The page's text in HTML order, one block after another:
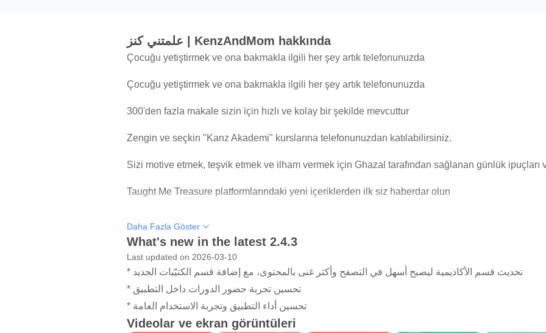
علمتني كنز | KenzAndMom hakkında
Çocuğu yetiştirmek ve ona bakmakla ilgili her şey artık telefonunuzda
Çocuğu yetiştirmek ve ona bakmakla ilgili her şey artık telefonunuzda
300'den fazla makale sizin için hızlı ve kolay bir şekilde mevcuttur
Zengin ve seçkin "Kanz Akademi" kurslarına telefonunuzdan katılabilirsiniz.
Sizi motive etmek, teşvik etmek ve ilham vermek için Ghazal tarafından sağlanan günlük ipuçları
Taught Me Treasure platformlarındaki yeni içeriklerden ilk siz haberdar olun
Sizi ve çocuğunuzu ilgilendiren yeni ve özel her şeyden her zaman haberdar olmak için bildirimler
Daha Fazla Göster
What's new in the latest 2.4.3
Last updated on 2026-03-10
* تحديث قسم الأكاديمية ليصبح أسهل في التصفح وأكثر غنى بالمحتوى، مع إضافة قسم الكتيّبات الجديد
* تحسين تجربة حضور الدورات داخل التطبيق
* تحسين أداء التطبيق وتجربة الاستخدام العامة
Videolar ve ekran görüntüleri